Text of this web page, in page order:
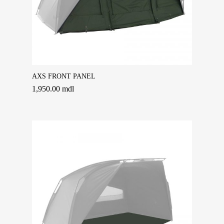
AXS FRONT PANEL
1,950.00 mdl
INGREDIENTS
POP-UPS
SONIK SPORTS